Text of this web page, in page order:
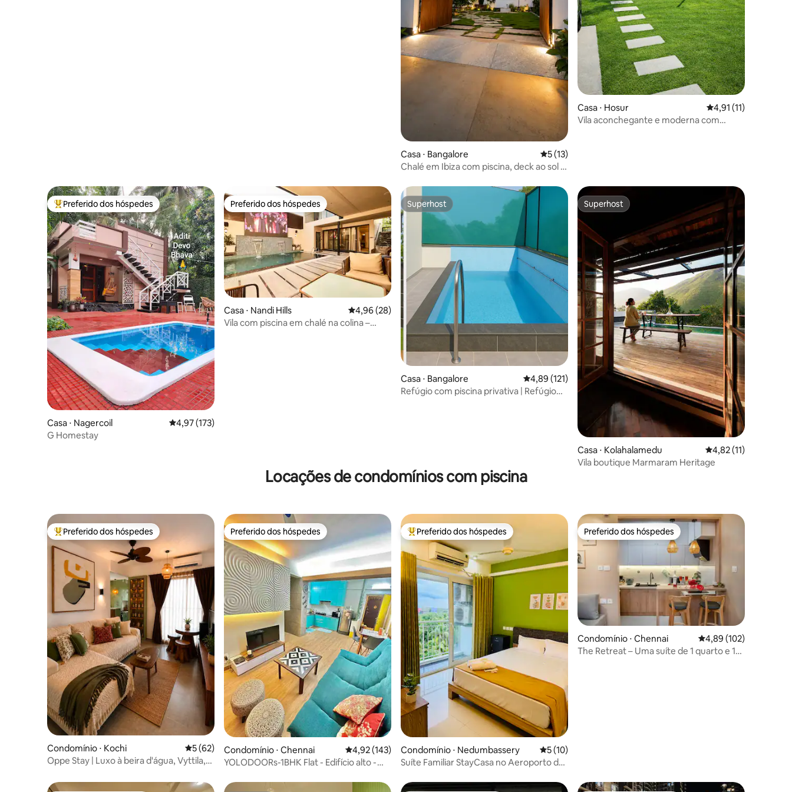
Casa ⋅ Bangalore 5 de uma avaliação média de 5, 13 avaliações
5 (13)
Chalé em Ibiza com piscina, deck ao sol e
Casa ⋅ Hosur 4,91 de uma
4,91 (11)
Vila aconchegante e moderna com
Entre os melhores preferidos dos hóspedes
Preferido dos hóspedes
Casa ⋅ Nagercoil 4,97 de uma avaliação média de 5, 173 avaliações
4,97 (173)
G Homestay
Preferido dos hóspedes
Preferido dos hóspedes
Casa ⋅ Nandi Hills 4,96 de uma avaliação média de 5, 28 avaliações
4,96 (28)
Vila com piscina em chalé na colina –
Superhost
Superhost
Casa ⋅ Bangalore 4,89 de uma avaliação média de 5, 121 avaliações
4,89 (121)
Refúgio com piscina privativa | Refúgio
Superhost
Superhost
Casa ⋅ Kolahalamedu 4,82 de uma
4,82 (11)
Vila boutique Marmaram Heritage
Locações de condomínios com piscina
Entre os melhores preferidos dos hóspedes
Preferido dos hóspedes
Condomínio ⋅ Kochi 5 de uma avaliação média de 5, 62 avaliações
5 (62)
Oppe Stay | Luxo à beira d'água, Vyttila,
Preferido dos hóspedes
Preferido dos hóspedes
Condomínio ⋅ Chennai 4,92 de uma avaliação média de 5, 143 avaliações
4,92 (143)
YOLODOORs-1BHK Flat - Edifício alto -
Entre os melhores preferidos dos hóspedes
Preferido dos hóspedes
Condomínio ⋅ Nedumbassery 5 de uma avaliação média de 5, 10 avaliações
5 (10)
Suíte Familiar StayCasa no Aeroporto de
Preferido dos hóspedes
Preferido dos hóspedes
Condomínio ⋅ Chennai 4,89 de uma avaliação
4,89 (102)
The Retreat – Uma suíte de 1 quarto e 1